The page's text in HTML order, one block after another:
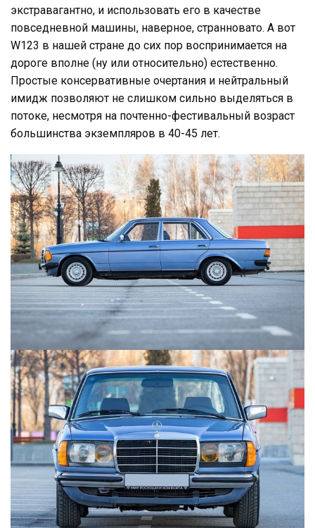
экстравагантно, и использовать его в качестве
повседневной машины, наверное, странновато. А вот
W123 в нашей стране до сих пор воспринимается на
дороге вполне (ну или относительно) естественно.
Простые консервативные очертания и нейтральный
имидж позволяют не слишком сильно выделяться в
потоке, несмотря на почтенно-фестивальный возраст
большинства экземпляров в 40-45 лет.